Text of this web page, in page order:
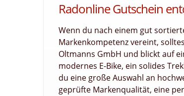
Radonline Gutschein
Wenn du nach einem gut
Markenkompetenz vereint,
Oltmanns GmbH und blickt auf
modernes E-Bike, ein solides
du eine große Auswahl an
geprüfte Markenqualität, eine